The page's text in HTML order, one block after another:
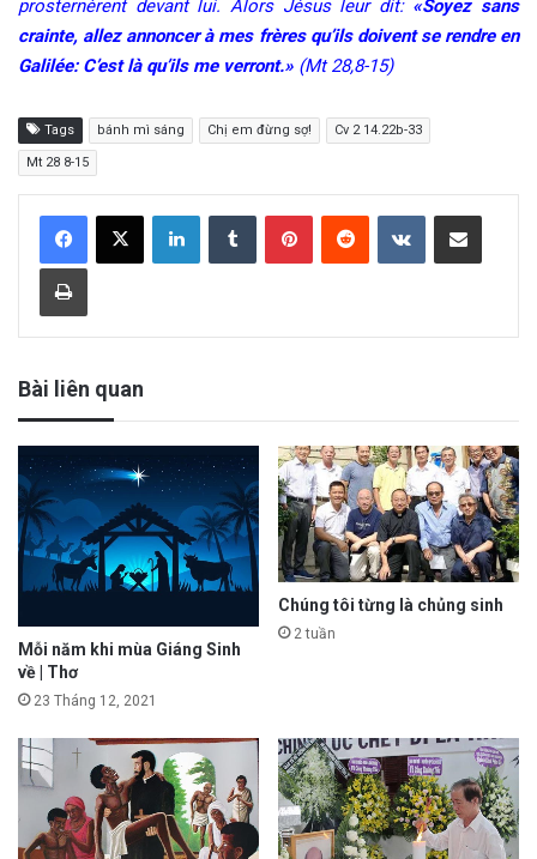
prosternèrent devant lui. Alors Jésus leur dit: «Soyez sans
crainte, allez annoncer à mes frères qu’ils doivent se rendre en
Galilée: C’est là qu’ils me verront.» (Mt 28,8-15)
Tags bánh mì sáng Chị em đừng sợ! Cv 2 14.22b-33
Mt 28 8-15
Bài liên quan
Mỗi năm khi mùa Giáng Sinh
về | Thơ
23 Tháng 12, 2021
Chúng tôi từng là chủng sinh
2 tuần